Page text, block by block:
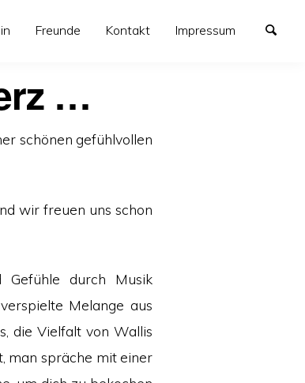
Freunde Kontakt Impressum
…
schönen gefühlvollen
wir freuen uns schon
durch Musik
Melange aus
die Vielfalt von Wallis
man spräche mit einer